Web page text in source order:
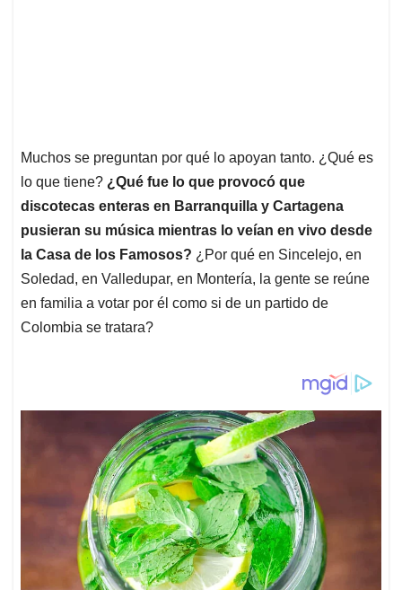
Muchos se preguntan por qué lo apoyan tanto. ¿Qué es
lo que tiene? ¿Qué fue lo que provocó que
discotecas enteras en Barranquilla y Cartagena
pusieran su música mientras lo veían en vivo desde
la Casa de los Famosos? ¿Por qué en Sincelejo, en
Soledad, en Valledupar, en Montería, la gente se reúne
en familia a votar por él como si de un partido de
Colombia se tratara?